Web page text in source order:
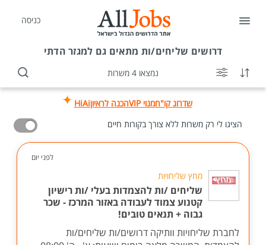
כניסה
דרושים שליחים/ות מתאים גם למגזר הדתי
נמצאו 4 משרות
שדרוג קו"חמנוי VIP הכנה לראיוןHiAi
הציגו לי רק משרות ללא צורך בקורות חיים
לפני יום
מחץ שליחויות
שליחים /ות להצמדות בעלי /ות רישיון
קטנוע צמוד לעבודה באזור המרכז - שכר
גבוה + תנאים טובים!
לחברת שליחויות וותיקה דרושים/ות שליחים/ות